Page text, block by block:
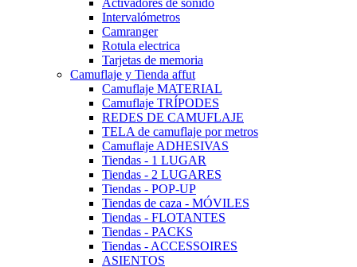
Activadores de sonido
Intervalómetros
Camranger
Rotula electrica
Tarjetas de memoria
Camuflaje y Tienda affut
Camuflaje MATERIAL
Camuflaje TRÍPODES
REDES DE CAMUFLAJE
TELA de camuflaje por metros
Camuflaje ADHESIVAS
Tiendas - 1 LUGAR
Tiendas - 2 LUGARES
Tiendas - POP-UP
Tiendas de caza - MÓVILES
Tiendas - FLOTANTES
Tiendas - PACKS
Tiendas - ACCESSOIRES
ASIENTOS